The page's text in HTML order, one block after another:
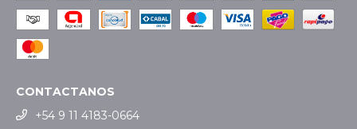
CONTACTANOS
+54 9 11 4183-0664